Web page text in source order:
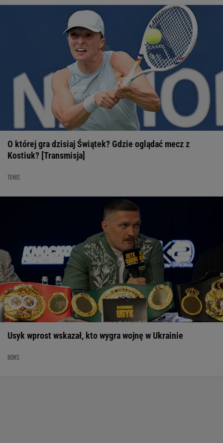
O której gra dzisiaj Świątek? Gdzie oglądać mecz z
Kostiuk? [Transmisja]
TENIS
Usyk wprost wskazał, kto wygra wojnę w Ukrainie
BOKS